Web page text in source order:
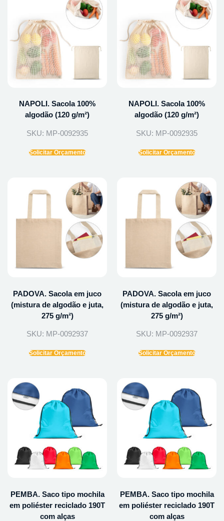
NAPOLI. Sacola 100%
algodão (120 g/m²)
SKU: MP-0092935
Solicitar Orçamento
NAPOLI. Sacola 100%
algodão (120 g/m²)
SKU: MP-0092935
Solicitar Orçamento
PADOVA. Sacola em juco
(mistura de algodão e juta,
275 g/m²)
SKU: MP-0092937
Solicitar Orçamento
PADOVA. Sacola em juco
(mistura de algodão e juta,
275 g/m²)
SKU: MP-0092937
Solicitar Orçamento
PEMBA. Saco tipo mochila
em poliéster reciclado 190T
com alças
PEMBA. Saco tipo mochila
em poliéster reciclado 190T
com alças